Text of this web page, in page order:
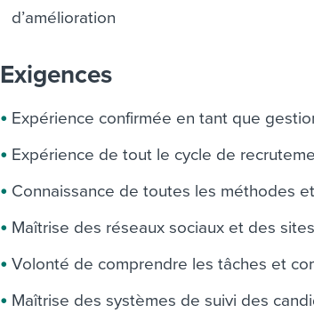
d’amélioration
Exigences
Expérience confirmée en tant que
Expérience de tout le cycle de
Connaissance de toutes les méthodes
Maîtrise des réseaux sociaux et des
Volonté de comprendre les tâches et
Maîtrise des systèmes de suivi des